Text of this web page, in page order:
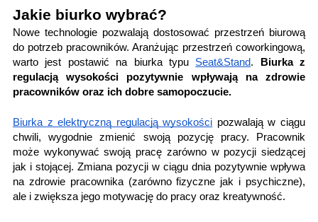
Jakie biurko wybrać?
Nowe technologie pozwalają dostosować przestrzeń biurową
do potrzeb pracowników. Aranżując przestrzeń coworkingową,
warto jest postawić na biurka typu Seat&Stand.
Biurka z
regulacją wysokości pozytywnie wpływają na zdrowie
pracowników oraz ich dobre samopoczucie.
Biurka z elektryczną regulacją wysokości pozwalają w ciągu
chwili, wygodnie zmienić swoją pozycję pracy. Pracownik
może wykonywać swoją pracę zarówno w pozycji siedzącej
jak i stojącej. Zmiana pozycji w ciągu dnia pozytywnie wpływa
na zdrowie pracownika (zarówno fizyczne jak i psychiczne),
ale i zwiększa jego motywację do pracy oraz kreatywność.